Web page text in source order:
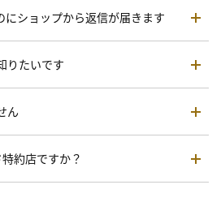
ショップから返信が届きます
りたいです
ん
約店ですか？